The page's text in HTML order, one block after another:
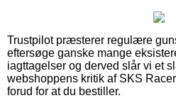
Trustpilot præsterer regulære
eftersøge ganske mange
iagttagelser og derved slår vi et
webshoppens kritik af SKS
forud for at du bestiller.